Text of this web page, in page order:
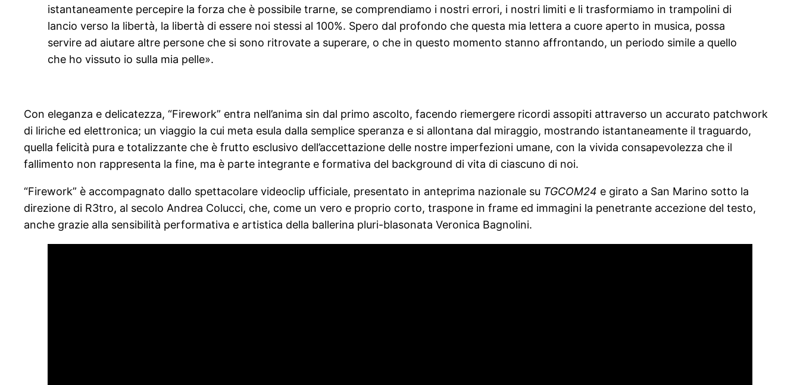
istantaneamente percepire la forza che è possibile trarne, se comprendiamo i nostri errori, i nostri limiti e li trasformiamo in trampolini di
lancio verso la libertà, la libertà di essere noi stessi al 100%. Spero dal profondo che questa mia lettera a cuore aperto in musica, possa
servire ad aiutare altre persone che si sono ritrovate a superare, o che in questo momento stanno affrontando, un periodo simile a quello
che ho vissuto io sulla mia pelle».
Con eleganza e delicatezza, “Firework” entra nell’anima sin dal primo ascolto, facendo riemergere ricordi assopiti attraverso un accurato patchwork
di liriche ed elettronica; un viaggio la cui meta esula dalla semplice speranza e si allontana dal miraggio, mostrando istantaneamente il traguardo,
quella felicità pura e totalizzante che è frutto esclusivo dell’accettazione delle nostre imperfezioni umane, con la vivida consapevolezza che il
fallimento non rappresenta la fine, ma è parte integrante e formativa del background di vita di ciascuno di noi.
“Firework” è accompagnato dallo spettacolare videoclip ufficiale, presentato in anteprima nazionale su TGCOM24 e girato a San Marino sotto la
direzione di R3tro, al secolo Andrea Colucci, che, come un vero e proprio corto, traspone in frame ed immagini la penetrante accezione del testo,
anche grazie alla sensibilità performativa e artistica della ballerina pluri-blasonata Veronica Bagnolini.